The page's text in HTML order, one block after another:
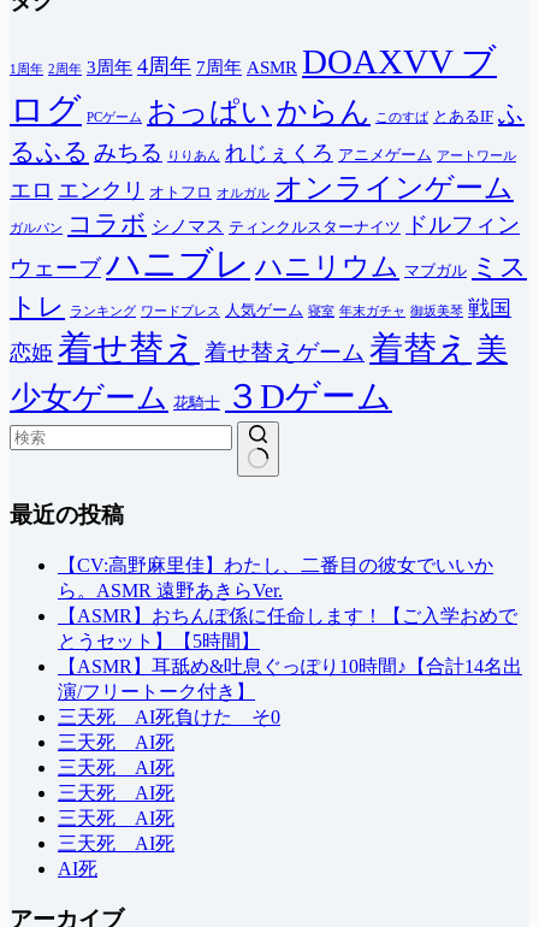
1周年 2周年 3周年 4周年 7周年 ASMR DOAXVV ブ
ログ PCゲーム おっぱい からん このすば とあるIF ふ
るふる みちる りりあん れじぇくろ アニメゲーム アートワール
エロ エンクリ オトフロ オルガル オンラインゲーム
ガルパン コラボ シノマス ティンクルスターナイツ
ドルフィン
ウェーブハニブレ ハニリウム マブガル ミス
トレ
ランキング ワードプレス 人気ゲーム 寝室 年末ガチャ 御坂美琴 戦国
恋姫 着せ替え 着せ替えゲーム 着替え 美
少女ゲーム 花騎士 ３Dゲーム
果
最近の投稿
【CV:高野麻里佳】わたし、二番目の彼女でいいか
ら。ASMR 遠野あきらVer.
【ASMR】おちんぽ係に任命します！【ご入学おめで
とうセット】【5時間】
【ASMR】耳舐め&吐息ぐっぽり10時間♪【合計14名出
演/フリートーク付き】
三天死 AI死負けた そ0
三天死 AI死
三天死 AI死
三天死 AI死
三天死 AI死
三天死 AI死
AI死
アーカイブ